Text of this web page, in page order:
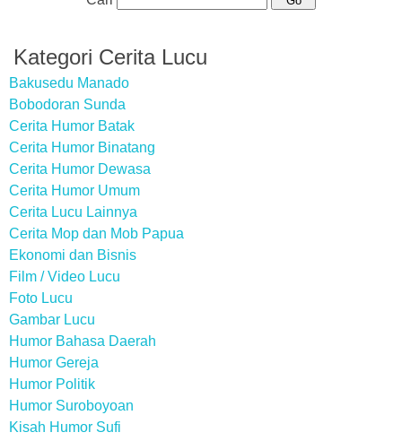
Kategori Cerita Lucu
Bakusedu Manado
Bobodoran Sunda
Cerita Humor Batak
Cerita Humor Binatang
Cerita Humor Dewasa
Cerita Humor Umum
Cerita Lucu Lainnya
Cerita Mop dan Mob Papua
Ekonomi dan Bisnis
Film / Video Lucu
Foto Lucu
Gambar Lucu
Humor Bahasa Daerah
Humor Gereja
Humor Politik
Humor Suroboyoan
Kisah Humor Sufi